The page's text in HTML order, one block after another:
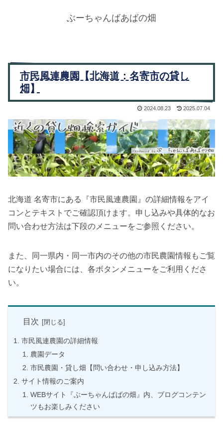
ぶーちゃんばあばの畑
市民風連農園【北海道：名寄市の貸し
畑】
2024.08.23 2025.07.04
北海道 名寄市にある『市民風連農園』の詳細情報をアイ
コンとテキストでご確認頂けます。申し込みや具体的なお
問い合わせ方法は下段のメニューをご参照ください。
また、同一県内・同一市内のその他の市民農園情報もご覧
になりたい場合には、各ボタンメニューをご利用くださ
い。
目次
市民風連農園の詳細情報
農園データ
市民農園・貸し畑【問い合わせ・申し込み方法】
サイト情報のご案内
WEBサイト『ぶーちゃんばばの畑』内、ブログコンテン
ツもお楽しみください